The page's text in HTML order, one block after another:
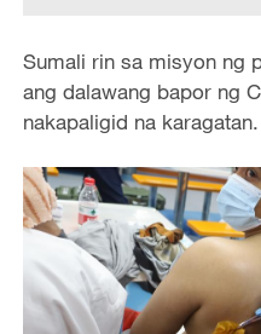
Sumali rin sa misyon ng
ang dalawang bapor ng
nakapaligid na karagatan.